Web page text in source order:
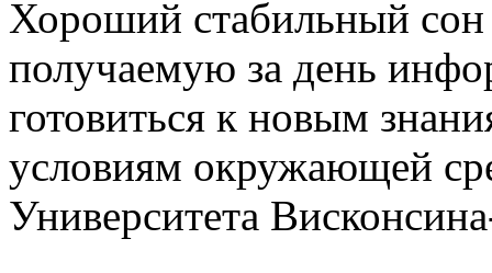
Хороший стабильный сон
получаемую за день
готовиться к новым
условиям окружающей
Университета